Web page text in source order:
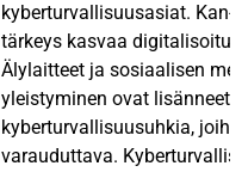
kyberturvallisuusasiat. Kan-
tärkeys kasvaa
Älylaitteet ja sosiaalisen
yleistyminen ovat lisänneet
kyberturvallisuusuhkia,
varauduttava.